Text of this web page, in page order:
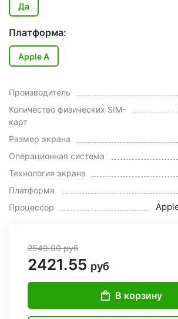
Да
Платформа:
Apple A
Производитель
Количество физических SIM-
карт
Размер экрана
Операционная система
Технология экрана
Платформа
Процессор
2549.00руб
2421.55 руб
В корзину